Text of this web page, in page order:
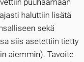
puuhaamaan
haluttiin lisätä
sekä
siis asetettiin tietty
aiemmin). Tavoite